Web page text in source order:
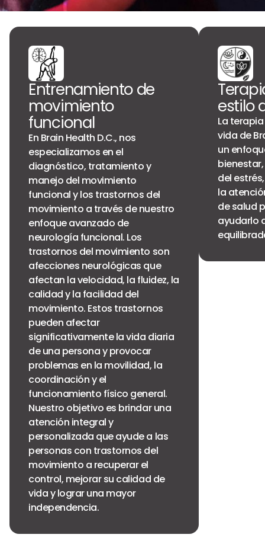
Entrenamiento de
movimiento
funcional
En Brain Health D.C., nos
especializamos en el
diagnóstico, tratamiento y
manejo del movimiento
funcional y los trastornos del
movimiento a través de nuestro
enfoque avanzado de
neurología funcional. Los
trastornos del movimiento son
afecciones neurológicas que
afectan la velocidad, la fluidez, la
calidad y la facilidad del
movimiento. Estos trastornos
pueden afectar
significativamente la vida diaria
de una persona y provocar
problemas en la movilidad, la
coordinación y el
funcionamiento físico general.
Nuestro objetivo es brindar una
atención integral y
personalizada que ayude a las
personas con trastornos del
movimiento a recuperar el
control, mejorar su calidad de
vida y lograr una mayor
independencia.
estilo
La
vida de
un
del
la
de salud
ayudarlo